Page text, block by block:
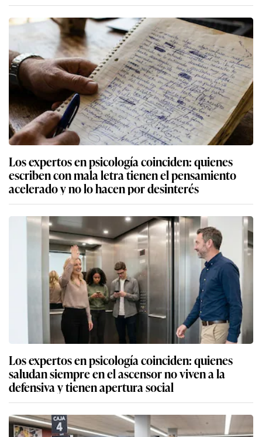
Los expertos en psicología coinciden: quienes
escriben con mala letra tienen el pensamiento
acelerado y no lo hacen por desinterés
Los expertos en psicología coinciden: quienes
saludan siempre en el ascensor no viven a la
defensiva y tienen apertura social